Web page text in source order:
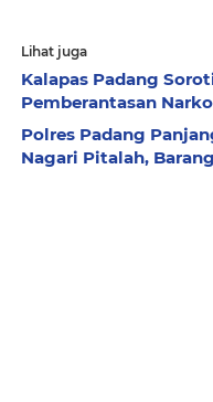
Lihat juga
Kalapas Padang
Pemberantasan
Polres Padang
Nagari Pitalah,